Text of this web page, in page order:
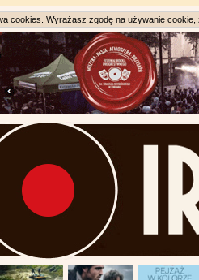
cookies. Wyrażasz zgodę na używanie